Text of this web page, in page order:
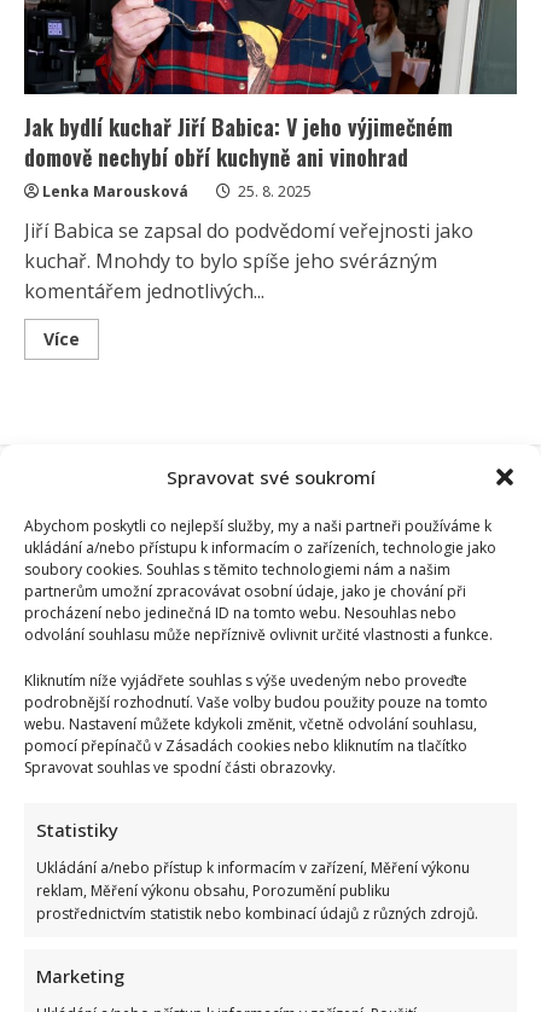
Spravovat své soukromí
Abychom poskytli co nejlepší služby, my a naši partneři používáme k
ukládání a/nebo přístupu k informacím o zařízeních, technologie jako
soubory cookies. Souhlas s těmito technologiemi nám a našim
partnerům umožní zpracovávat osobní údaje, jako je chování při
procházení nebo jedinečná ID na tomto webu. Nesouhlas nebo
odvolání souhlasu může nepříznivě ovlivnit určité vlastnosti a funkce.
Kliknutím níže vyjádřete souhlas s výše uvedeným nebo proveďte
podrobnější rozhodnutí. Vaše volby budou použity pouze na tomto
webu. Nastavení můžete kdykoli změnit, včetně odvolání souhlasu,
pomocí přepínačů v Zásadách cookies nebo kliknutím na tlačítko
Spravovat souhlas ve spodní části obrazovky.
Statistiky
Ukládání a/nebo přístup k informacím v zařízení, Měření výkonu
reklam, Měření výkonu obsahu, Porozumění publiku
prostřednictvím statistik nebo kombinací údajů z různých zdrojů.
Marketing
to
klape
už
krásných
35
let
Jak bydlí kuchař Jiří Babica: V jeho výjimečném
domově nechybí obří kuchyně ani vinohrad
Lenka Marousková 25. 8. 2025
Jiří Babica se zapsal do podvědomí veřejnosti jako
kuchař. Mnohdy to bylo spíše jeho svérázným
komentářem jednotlivých...
Více
more
domově
nechybí
obří
kuchyně
ani
vinohrad